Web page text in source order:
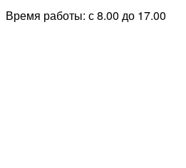
Время работы: с 8.00 до 17.00